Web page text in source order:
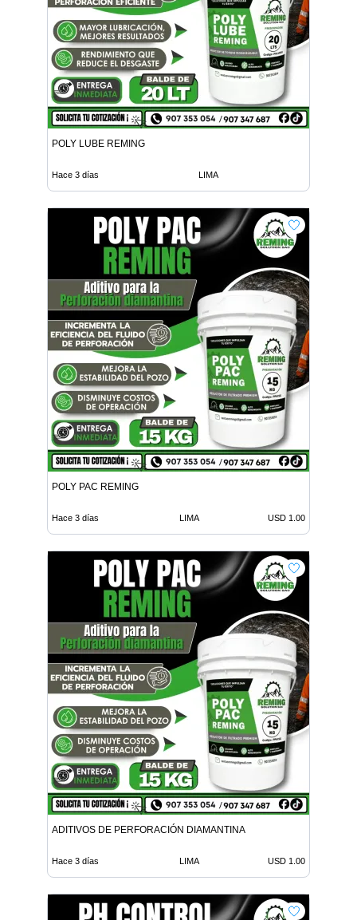
POLY LUBE REMING
Hace 3 días LIMA
POLY PAC REMING
Hace 3 días LIMA USD 1.00
ADITIVOS DE PERFORACIÓN DIAMANTINA
Hace 3 días LIMA USD 1.00